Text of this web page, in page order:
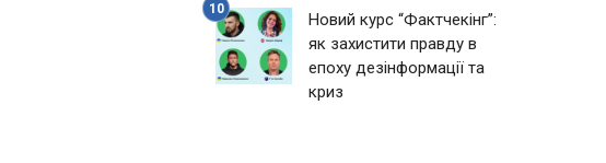
Новий курс “Фактчекінг”:
як захистити правду в
епоху дезінформації та
криз